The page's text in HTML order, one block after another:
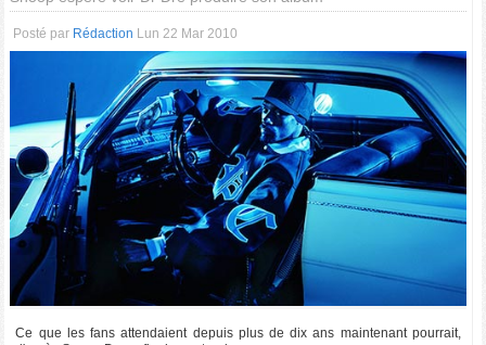
Posté par Rédaction Lun 22 Mar 2010
Ce que les fans attendaient depuis plus de dix ans maintenant pourrait,